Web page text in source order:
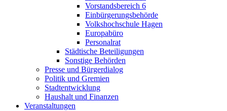
Vorstandsbereich 6
Einbürgerungsbehörde
Volkshochschule Hagen
Europabüro
Personalrat
Städtische Beteiligungen
Sonstige Behörden
Presse und Bürgerdialog
Politik und Gremien
Stadtentwicklung
Haushalt und Finanzen
Veranstaltungen